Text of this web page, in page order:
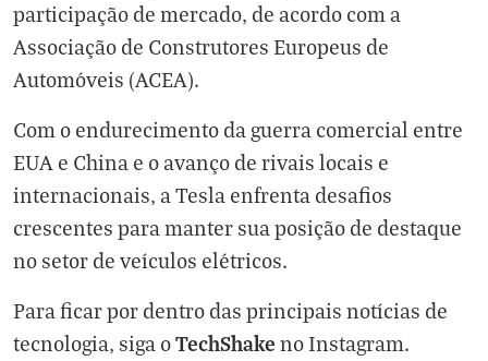
participação de mercado, de acordo com a
Associação de Construtores Europeus de
Automóveis (ACEA).
Com o endurecimento da guerra comercial entre
EUA e China e o avanço de rivais locais e
internacionais, a Tesla enfrenta desafios
crescentes para manter sua posição de destaque
no setor de veículos elétricos.
Para ficar por dentro das principais notícias de
tecnologia, siga oTechShake no Instagram.